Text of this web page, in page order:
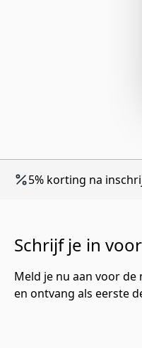
5% korting na
Schrijf je in
Meld je nu aan voor
en ontvang als eerste